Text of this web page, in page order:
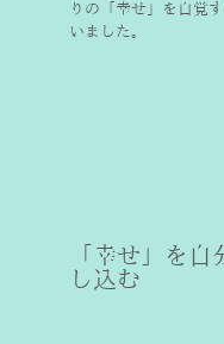
りの「幸せ」
を自覚
いました。
「幸せ」を自
し込む